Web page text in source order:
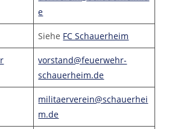
e
Siehe FC Schauerheim
vorstand@feuerwehr-
schauerheim.de
militaerverein@schauerhei
m.de